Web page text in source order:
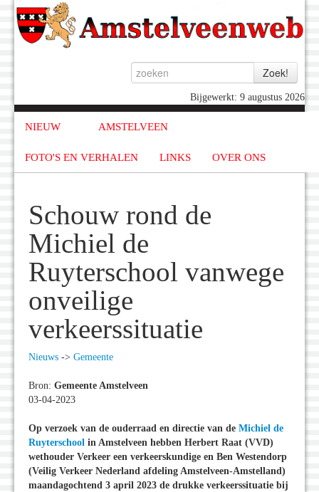
Bijgewerkt: 9 augustus 2026
NIEUW AMSTELVEEN
FOTO'S EN VERHALEN LINKS OVER ONS
Schouw rond de
Michiel de
Ruyterschool vanwege
onveilige
verkeerssituatie
Nieuws -> Gemeente
Bron: Gemeente Amstelveen
03-04-2023
Op verzoek van de ouderraad en directie van de Michiel de
Ruyterschool in Amstelveen hebben Herbert Raat (VVD)
wethouder Verkeer een verkeerskundige en Ben Westendorp
(Veilig Verkeer Nederland afdeling Amstelveen-Amstelland)
maandagochtend 3 april 2023 de drukke verkeerssituatie bij